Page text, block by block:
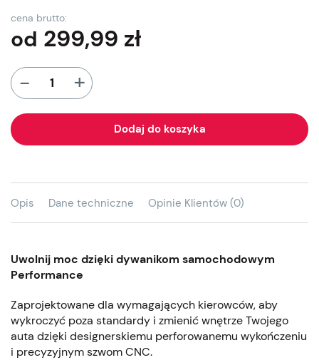
cena brutto:
od 299,99 zł
- +
Dodaj do koszyka
Opis Dane techniczne Opinie Klientów (0)
Uwolnij moc dzięki dywanikom samochodowym
Performance
Zaprojektowane dla wymagających kierowców, aby
wykroczyć poza standardy i zmienić wnętrze Twojego
auta dzięki designerskiemu perforowanemu wykończeniu
i precyzyjnym szwom CNC.